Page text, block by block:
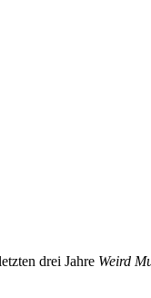
drei Jahre Weird